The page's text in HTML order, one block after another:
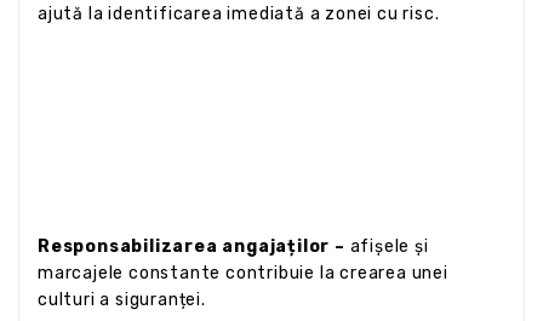
ajută la identificarea imediată a zonei cu risc.
Responsabilizarea angajaților – afișele și
marcajele constante contribuie la crearea unei
culturi a siguranței.